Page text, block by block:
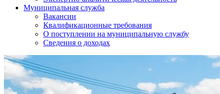
Муниципальная служба
Вакансии
Квалификационные требования
О поступлении на муниципальную службу
Сведения о доходах